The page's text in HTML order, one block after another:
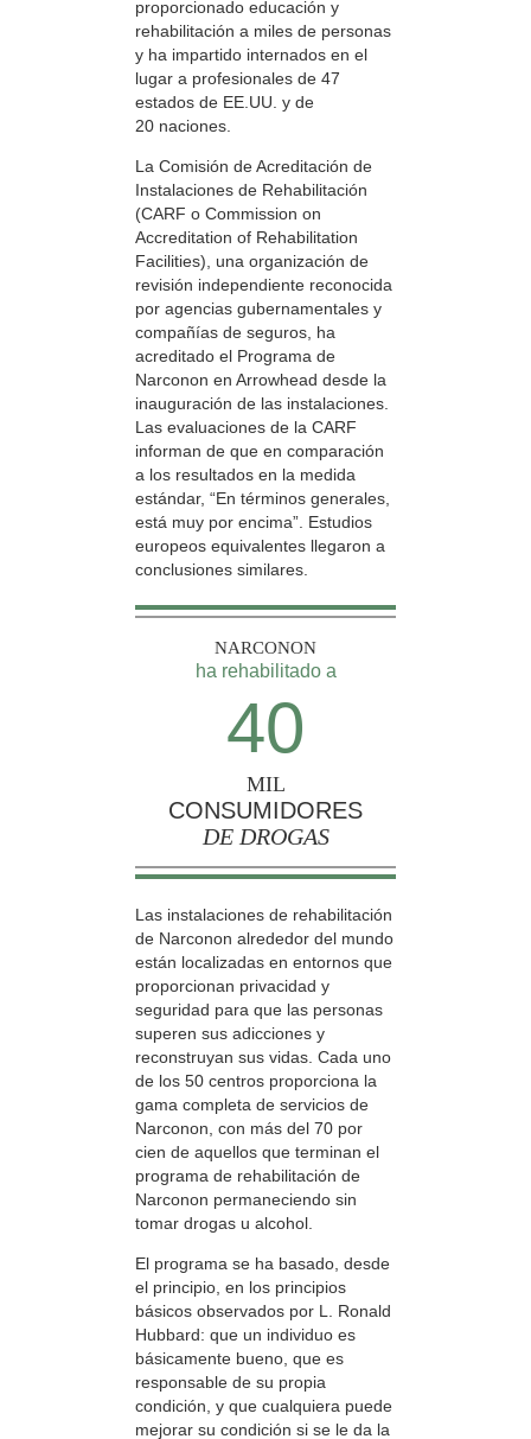
proporcionado educación y
rehabilitación a miles de personas
y ha impartido internados en el
lugar a profesionales de 47
estados de EE.UU. y de
20 naciones.
La Comisión de Acreditación de
Instalaciones de Rehabilitación
(CARF o Commission on
Accreditation of Rehabilitation
Facilities), una organización de
revisión independiente reconocida
por agencias gubernamentales y
compañías de seguros, ha
acreditado el Programa de
Narconon en Arrowhead desde la
inauguración de las instalaciones.
Las evaluaciones de la CARF
informan de que en comparación
a los resultados en la medida
estándar, “En términos generales,
está muy por encima”. Estudios
europeos equivalentes llegaron a
conclusiones similares.
NARCONON
ha rehabilitado a
40
MIL
CONSUMIDORES
DE DROGAS
Las instalaciones de rehabilitación
de Narconon alrededor del mundo
están localizadas en entornos que
proporcionan privacidad y
seguridad para que las personas
superen sus adicciones y
reconstruyan sus vidas. Cada uno
de los 50 centros proporciona la
gama completa de servicios de
Narconon, con más del 70 por
cien de aquellos que terminan el
programa de rehabilitación de
Narconon permaneciendo sin
tomar drogas u alcohol.
El programa se ha basado, desde
el principio, en los principios
básicos observados por L. Ronald
Hubbard: que un individuo es
básicamente bueno, que es
responsable de su propia
condición, y que cualquiera puede
mejorar su condición si se le da la